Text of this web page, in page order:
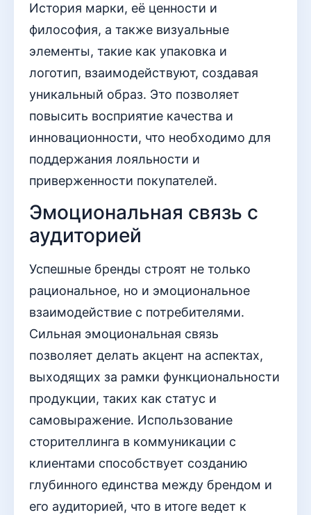
История марки, её ценности и
философия, а также визуальные
элементы, такие как упаковка и
логотип, взаимодействуют, создавая
уникальный образ. Это позволяет
повысить восприятие качества и
инновационности, что необходимо для
поддержания лояльности и
приверженности покупателей.
Эмоциональная связь с
аудиторией
Успешные бренды строят не только
рациональное, но и эмоциональное
взаимодействие с потребителями.
Сильная эмоциональная связь
позволяет делать акцент на аспектах,
выходящих за рамки функциональности
продукции, таких как статус и
самовыражение. Использование
сторителлинга в коммуникации с
клиентами способствует созданию
глубинного единства между брендом и
его аудиторией, что в итоге ведет к